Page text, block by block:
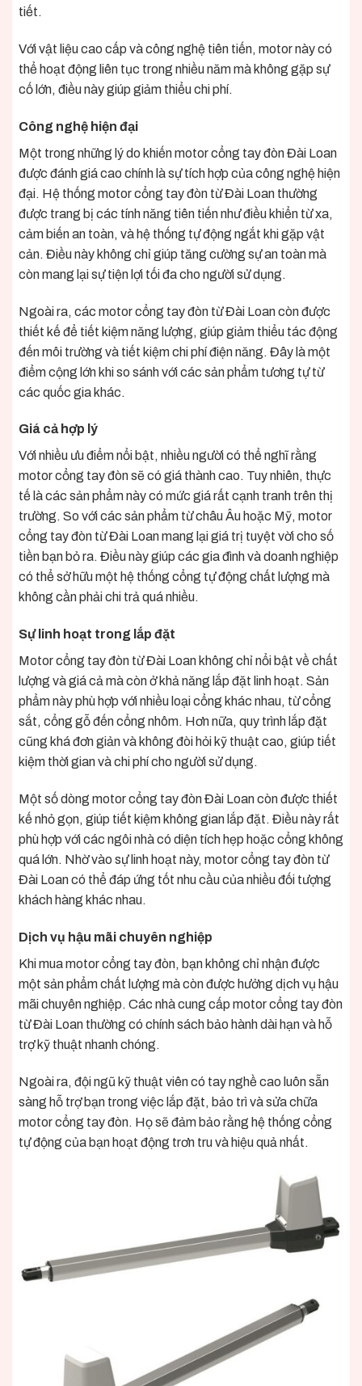
tiết.
Với vật liệu cao cấp và công nghệ tiên tiến, motor này có
thể hoạt động liên tục trong nhiều năm mà không gặp sự
cố lớn, điều này giúp giảm thiểu chi phí.
Công nghệ hiện đại
Một trong những lý do khiến motor cổng tay đòn Đài Loan
được đánh giá cao chính là sự tích hợp của công nghệ hiện
đại. Hệ thống motor cổng tay đòn từ Đài Loan thường
được trang bị các tính năng tiên tiến như điều khiển từ xa,
cảm biến an toàn, và hệ thống tự động ngắt khi gặp vật
cản. Điều này không chỉ giúp tăng cường sự an toàn mà
còn mang lại sự tiện lợi tối đa cho người sử dụng.
Ngoài ra, các motor cổng tay đòn từ Đài Loan còn được
thiết kế để tiết kiệm năng lượng, giúp giảm thiểu tác động
đến môi trường và tiết kiệm chi phí điện năng. Đây là một
điểm cộng lớn khi so sánh với các sản phẩm tương tự từ
các quốc gia khác.
Giá cả hợp lý
Với nhiều ưu điểm nổi bật, nhiều người có thể nghĩ rằng
motor cổng tay đòn sẽ có giá thành cao. Tuy nhiên, thực
tế là các sản phẩm này có mức giá rất cạnh tranh trên thị
trường. So với các sản phẩm từ châu Âu hoặc Mỹ, motor
cổng tay đòn từ Đài Loan mang lại giá trị tuyệt vời cho số
tiền bạn bỏ ra. Điều này giúp các gia đình và doanh nghiệp
có thể sở hữu một hệ thống cổng tự động chất lượng mà
không cần phải chi trả quá nhiều.
Sự linh hoạt trong lắp đặt
Motor cổng tay đòn từ Đài Loan không chỉ nổi bật về chất
lượng và giá cả mà còn ở khả năng lắp đặt linh hoạt. Sản
phẩm này phù hợp với nhiều loại cổng khác nhau, từ cổng
sắt, cổng gỗ đến cổng nhôm. Hơn nữa, quy trình lắp đặt
cũng khá đơn giản và không đòi hỏi kỹ thuật cao, giúp tiết
kiệm thời gian và chi phí cho người sử dụng.
Một số dòng motor cổng tay đòn Đài Loan còn được thiết
kế nhỏ gọn, giúp tiết kiệm không gian lắp đặt. Điều này rất
phù hợp với các ngôi nhà có diện tích hẹp hoặc cổng không
quá lớn. Nhờ vào sự linh hoạt này, motor cổng tay đòn từ
Đài Loan có thể đáp ứng tốt nhu cầu của nhiều đối tượng
khách hàng khác nhau.
Dịch vụ hậu mãi chuyên nghiệp
Khi mua motor cổng tay đòn, bạn không chỉ nhận được
một sản phẩm chất lượng mà còn được hưởng dịch vụ hậu
mãi chuyên nghiệp. Các nhà cung cấp motor cổng tay đòn
từ Đài Loan thường có chính sách bảo hành dài hạn và hỗ
trợ kỹ thuật nhanh chóng.
Ngoài ra, đội ngũ kỹ thuật viên có tay nghề cao luôn sẵn
sàng hỗ trợ bạn trong việc lắp đặt, bảo trì và sửa chữa
motor cổng tay đòn. Họ sẽ đảm bảo rằng hệ thống cổng
tự động của bạn hoạt động trơn tru và hiệu quả nhất.